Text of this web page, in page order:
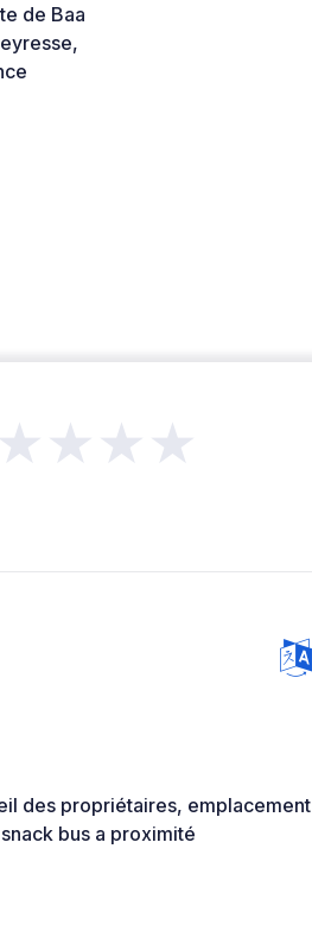
de Baa
des propriétaires, emplacement
bus a proximité